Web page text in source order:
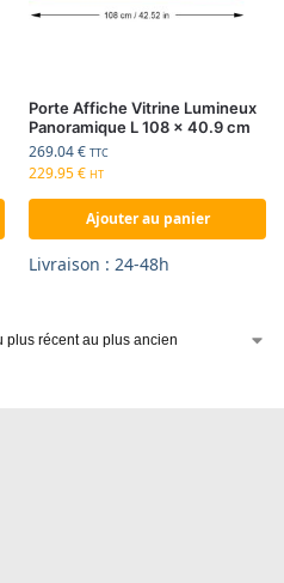
Porte Affiche Vitrine Lumineux
Panoramique L 108 x 40.9 cm
269.04€ TTC
229.95€ HT
Ajouter au panier
Livraison : 24-48h